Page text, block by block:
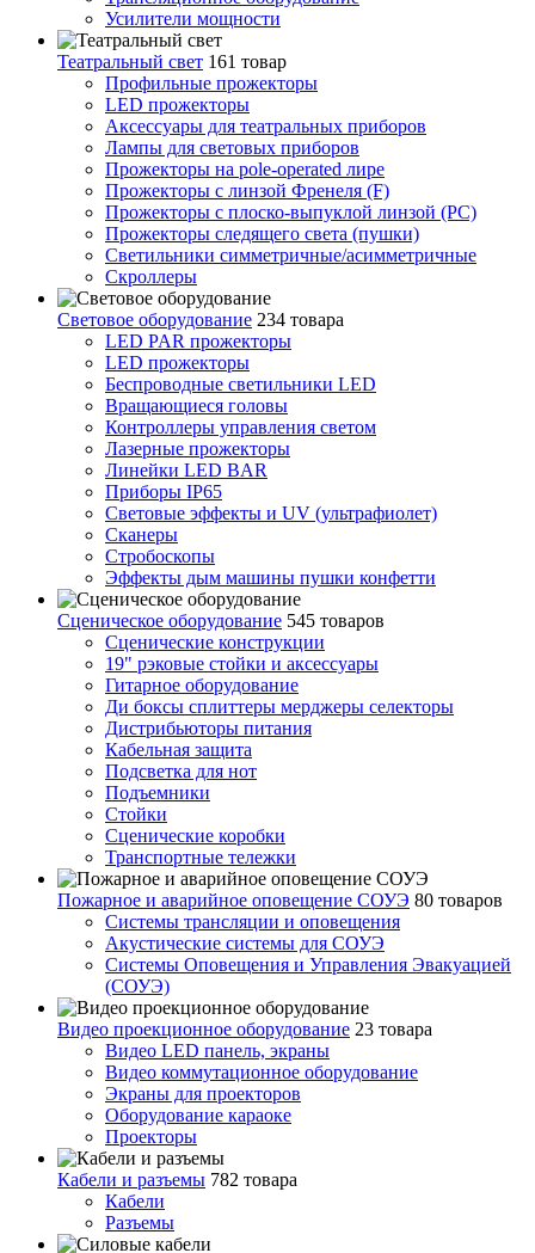
Усилители мощности
Театральный свет 161 товар
Профильные прожекторы
LED прожекторы
Аксессуары для театральных приборов
Лампы для световых приборов
Прожекторы на pole-operated лире
Прожекторы с линзой Френеля (F)
Прожекторы с плоско-выпуклой линзой (PC)
Прожекторы следящего света (пушки)
Светильники симметричные/асимметричные
Скроллеры
Световое оборудование 234 товара
LED PAR прожекторы
LED прожекторы
Беспроводные светильники LED
Вращающиеся головы
Контроллеры управления светом
Лазерные прожекторы
Линейки LED BAR
Приборы IP65
Световые эффекты и UV (ультрафиолет)
Сканеры
Стробоскопы
Эффекты дым машины пушки конфетти
Сценическое оборудование 545 товаров
Сценические конструкции
19" рэковые стойки и аксесcуары
Гитарное оборудование
Ди боксы сплиттеры мерджеры селекторы
Дистрибьюторы питания
Кабельная защита
Подсветка для нот
Подъемники
Стойки
Сценические коробки
Транспортные тележки
Пожарное и аварийное оповещение СОУЭ 80 товаров
Cистемы трансляции и оповещения
Акустические системы для СОУЭ
Системы Оповещения и Управления Эвакуацией
(СОУЭ)
Видео проекционное оборудование 23 товара
Видео LED панель, экраны
Видео коммутационное оборудование
Экраны для проекторов
Оборудование караоке
Проекторы
Кабели и разъемы 782 товара
Кабели
Разъемы